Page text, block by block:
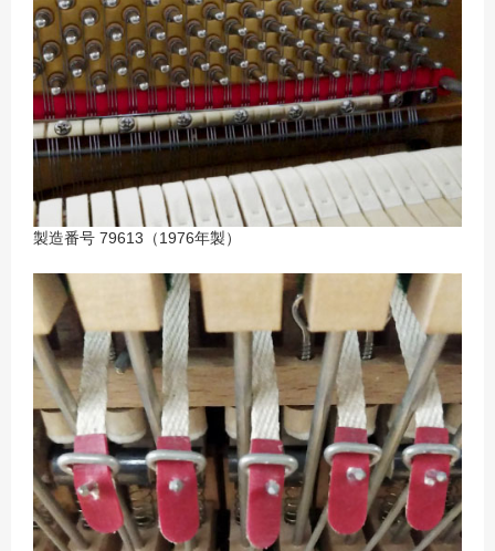
製造番号 79613（1976年製）